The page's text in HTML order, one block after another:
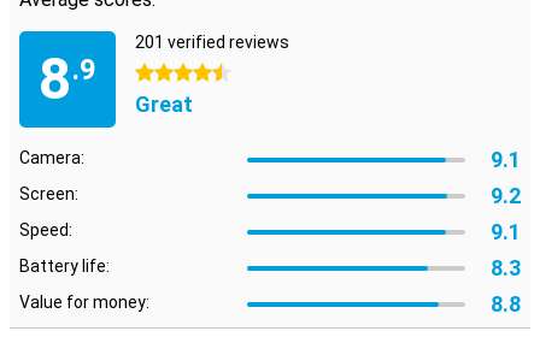
8.9
201 verified reviews
4.5 stars
Great
Camera: 9.1
Screen: 9.2
Speed: 9.1
Battery life: 8.3
Value for money: 8.8